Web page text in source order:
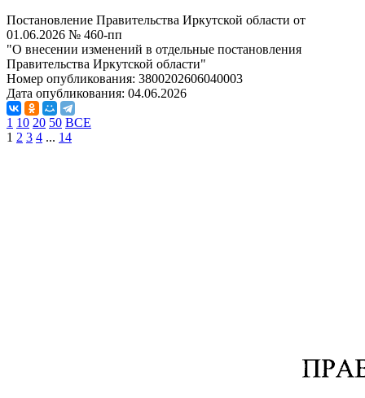
Постановление Правительства Иркутской области от
01.06.2026 № 460-пп
"О внесении изменений в отдельные постановления
Правительства Иркутской области"
Номер опубликования: 3800202606040003
Дата опубликования: 04.06.2026
1 10 20 50 ВСЕ
1 2 3 4 ... 14